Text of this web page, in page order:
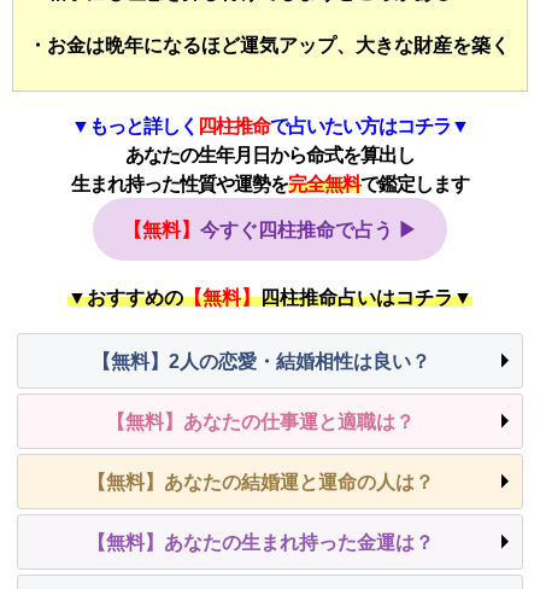
・お金は晩年になるほど運気アップ、大きな財産を築く
▼もっと詳しく 四柱推命で占いたい方はコチラ▼
あなたの生年月日から命式を算出し
生まれ持った性質や運勢を完全無料で鑑定します
【無料】 今すぐ四柱推命で占う ▶
▼おすすめの【無料】四柱推命占いはコチラ▼
【無料】2人の恋愛・結婚相性は良い？
【無料】あなたの仕事運と適職は？
【無料】あなたの結婚運と運命の人は？
【無料】あなたの生まれ持った金運は？